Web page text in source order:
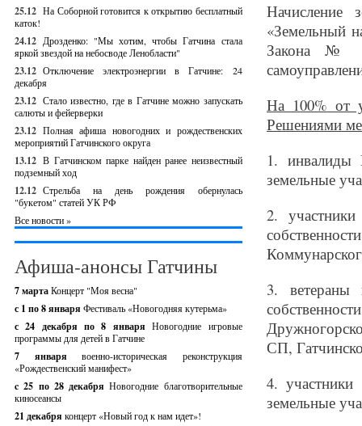
25.12 На Соборной готовится к открытию бесплатный
каток!
24.12 Дрозденко: "Мы хотим, чтобы Гатчина стала
яркой звездой на небосводе Ленобласти"
23.12 Отключение электроэнергии в Гатчине: 24
декабря
23.12 Стало известно, где в Гатчине можно запускать
салюты и фейерверки
23.12 Полная афиша новогодних и рождественских
мероприятий Гатчинского округа
13.12 В Гатчинском парке найден ранее неизвестный
подземный ход
12.12 Стрельба на день рождения обернулась
"букетом" статей УК РФ
Все новости »
Афиша-анонсы Гатчины
7 мартаКонцерт "Моя весна"
с 1 по 8 января Фестиваль «Новогодняя кутерьма»
с 24 декабря по 8 январяНовогодние игровые
программы для детей в Гатчине
7 январявоенно-историческая реконструкция
«Рождественский манифест»
c 25 по 28 декабряНовогодние благотворительные
киносеансы
21 декабря концерт «Новый год к нам идет»!
Начисление
«Земельный
Закона №
На 100% от
Решениями
1.​ инвалиды
земельные
2.​
3.​
СП,
4​.
земельные